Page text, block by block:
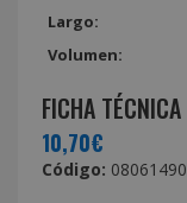
Largo:
Volumen:
FICHA TÉCNICA
10,70€
Código: 08061490